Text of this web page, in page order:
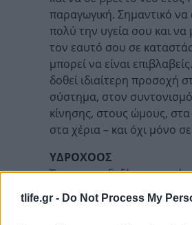
tlife.gr - Do Not Process My
παραγωγική. Σημαντικό να
πολύ την υγεία σου και να
τον εαυτό σου σε
μπορεί να είναι
δοθεί ιδιαίτερη προσοχή
σύστημα, στον
κίνησης, στους ώμους, στα
στα χέρια – και όχι μόνο
ΥΔΡΟΧΟΟΣ
Έχεις αισιοδοξία και αυτές
“γέμισες” τις μπαταρίες
και τις καλύτερες